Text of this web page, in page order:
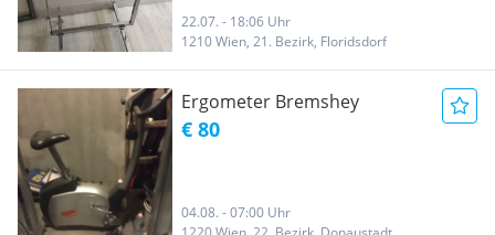
22.07. - 18:06 Uhr
1210 Wien, 21. Bezirk, Floridsdorf
Ergometer Bremshey
€ 80
04.08. - 07:00 Uhr